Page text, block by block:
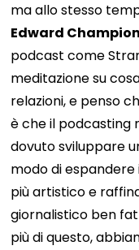
ma allo stesso
Edward
podcast come
meditazione su
relazioni, e penso
è che il podcasting
dovuto sviluppare
modo di
più artistico e
giornalistico ben
più di questo,